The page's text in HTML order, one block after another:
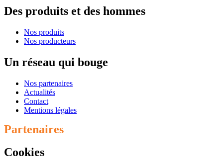
Des produits et des hommes
Nos produits
Nos producteurs
Un réseau qui bouge
Nos partenaires
Actualités
Contact
Mentions légales
Partenaires
Cookies